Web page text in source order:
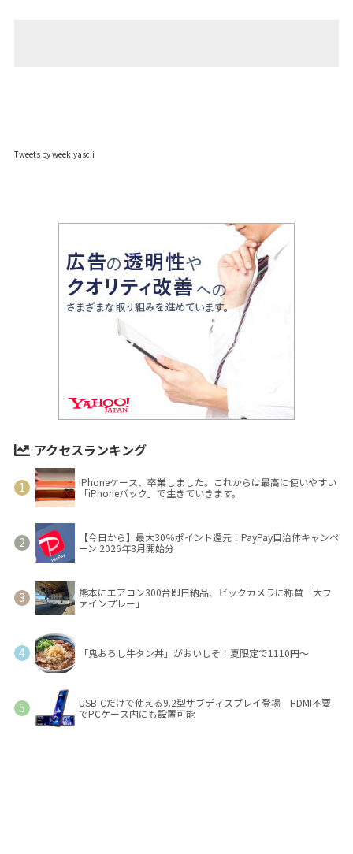
Tweets by weeklyascii
アクセスランキング
iPhoneケース、卒業しました。これからは最高に使いやすい
「iPhoneバック」で生きていきます。
【今日から】最大30％ポイント還元！PayPay自治体キャンペ
ーン 2026年8月開始分
熊本にエアコン300台即日納品、ビックカメラに称賛「大フ
ァインプレー」
「鬼おろし牛タン丼」がおいしそ！夏限定で1110円～
USB-Cだけで使える9.2型サブディスプレイ登場 HDMI不要
でPCケース内にも設置可能